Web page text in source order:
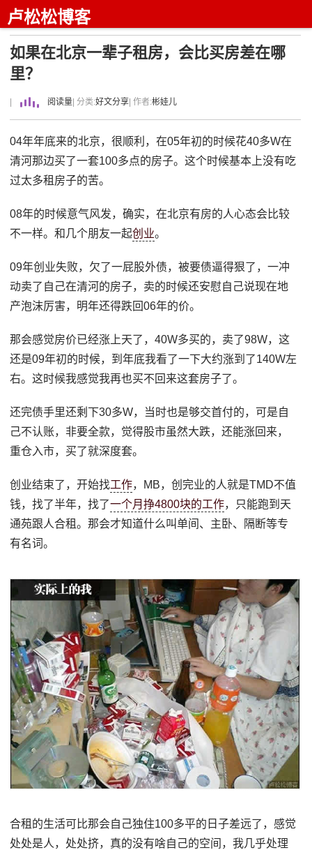
卢松松博客
如果在北京一辈子租房，会比买房差在哪
里？
阅读量 | 分类:好文分享 | 作者:彬娃儿
04年年底来的北京，很顺利，在05年初的时候花40多W在
清河那边买了一套100多点的房子。这个时候基本上没有吃
过太多租房子的苦。
08年的时候意气风发，确实，在北京有房的人心态会比较
不一样。和几个朋友一起创业。
09年创业失败，欠了一屁股外债，被要债逼得狠了，一冲
动卖了自己在清河的房子，卖的时候还安慰自己说现在地
产泡沫厉害，明年还得跌回06年的价。
那会感觉房价已经涨上天了，40W多买的，卖了98W，这
还是09年初的时候，到年底我看了一下大约涨到了140W左
右。这时候我感觉我再也买不回来这套房子了。
还完债手里还剩下30多W，当时也是够交首付的，可是自
己不认账，非要全款，觉得股市虽然大跌，还能涨回来，
重仓入市，买了就深度套。
创业结束了，开始找工作，MB，创完业的人就是TMD不值
钱，找了半年，找了一个月挣4800块的工作，只能跑到天
通苑跟人合租。那会才知道什么叫单间、主卧、隔断等专
有名词。
合租的生活可比那会自己独住100多平的日子差远了，感觉
处处是人，处处挤，真的没有啥自己的空间，我几乎处理